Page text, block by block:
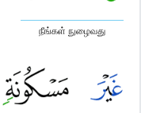
நீங்கள் நுழைவது